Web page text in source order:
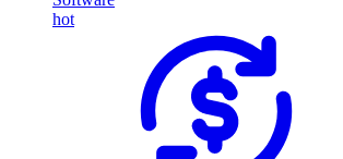
hot